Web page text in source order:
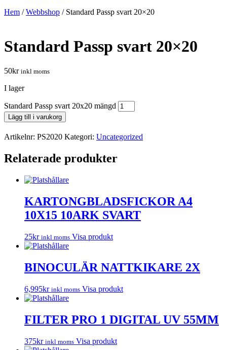
Hem /Webbshop / Standard Passp svart 20×20
Standard Passp svart 20×20
50kr inkl moms
I lager
Standard Passp svart 20x20 mängd
Lägg till i varukorg
Artikelnr: PS2020 Kategori: Uncategorized
Relaterade produkter
KARTONGBLADSFICKOR A4
10X15 10ARK SVART
25kr inkl moms Visa produkt
BINOCULÄR NATTKIKARE 2X
6,995kr inkl moms Visa produkt
FILTER PRO 1 DIGITAL UV 55MM
375kr inkl moms Visa produkt